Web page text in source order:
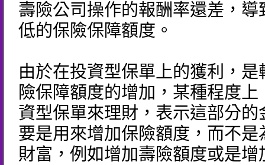
壽險公司操作的報酬率還差，導
低的保險保障額度。
由於在投資型保單上的獲利，是
險保障額度的增加，某種程度上
資型保單來理財，表示這部分的
要是用來增加保險額度，而不是
財富，例如增加壽險額度或是增